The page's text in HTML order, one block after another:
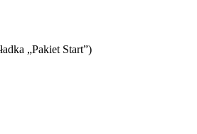
„Pakiet Start”)